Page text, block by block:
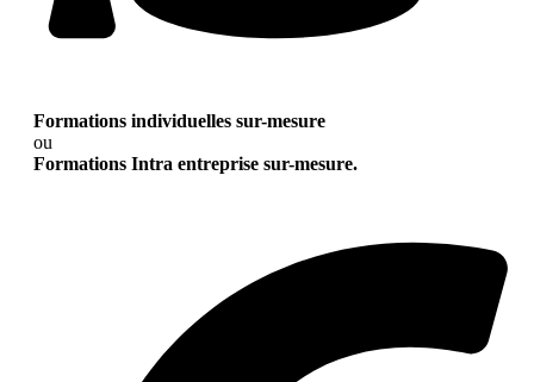
Formations individuelles sur-mesure
ou
Formations Intra entreprise sur-mesure.